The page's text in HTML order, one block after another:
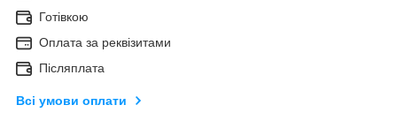
Готівкою
Оплата за реквізитами
Післяплата
Всі умови оплати